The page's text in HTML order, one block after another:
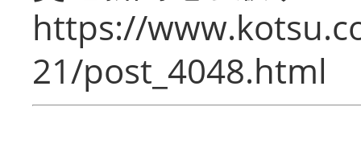
https://
21/post_4048.html